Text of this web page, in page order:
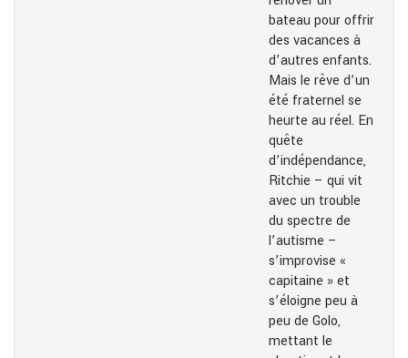
bateau pour offrir
des vacances à
d’autres enfants.
Mais le rêve d’un
été fraternel se
heurte au réel. En
quête
d’indépendance,
Ritchie – qui vit
avec un trouble
du spectre de
l’autisme –
s’improvise «
capitaine » et
s’éloigne peu à
peu de Golo,
mettant le